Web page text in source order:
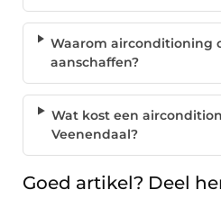
Waarom airconditioning
aanschaffen?
Wat kost een
Veenendaal?
Goed artikel? Deel